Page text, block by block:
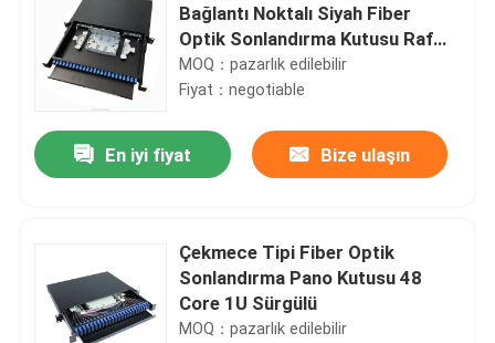
Bağlantı Noktalı Siyah Fiber
Optik Sonlandırma Kutusu Raf
Montajı
MOQ：pazarlık edilebilir
Fiyat：negotiable
En iyi fiyat Bize ulaşın
Çekmece Tipi Fiber Optik
Sonlandırma Pano Kutusu 48
Core 1U Sürgülü
MOQ：pazarlık edilebilir